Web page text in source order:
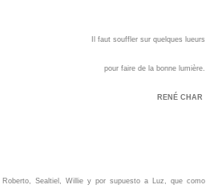
Il faut souffler sur quelques lueurs
pour faire de la bonne lumière.
RENÉ CHAR
Sealtiel, Willie y por supuesto a Luz, que como